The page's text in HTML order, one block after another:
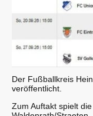
Der Fußballkreis
veröffentlicht.
Zum Auftakt spielt